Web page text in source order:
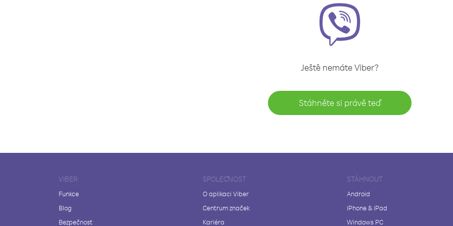
Ještě nemáte Viber?
Stáhněte si právě teď
VIBER
Funkce
Blog
Bezpečnost
SPOLEČNOST
O aplikaci Viber
Centrum značek
Kariéra
STÁHNOUT
Android
iPhone & iPad
Windows PC